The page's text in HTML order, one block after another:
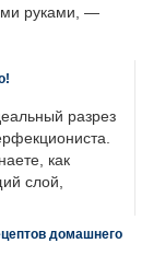
руками, —
разрез
как
слой,
домашнего